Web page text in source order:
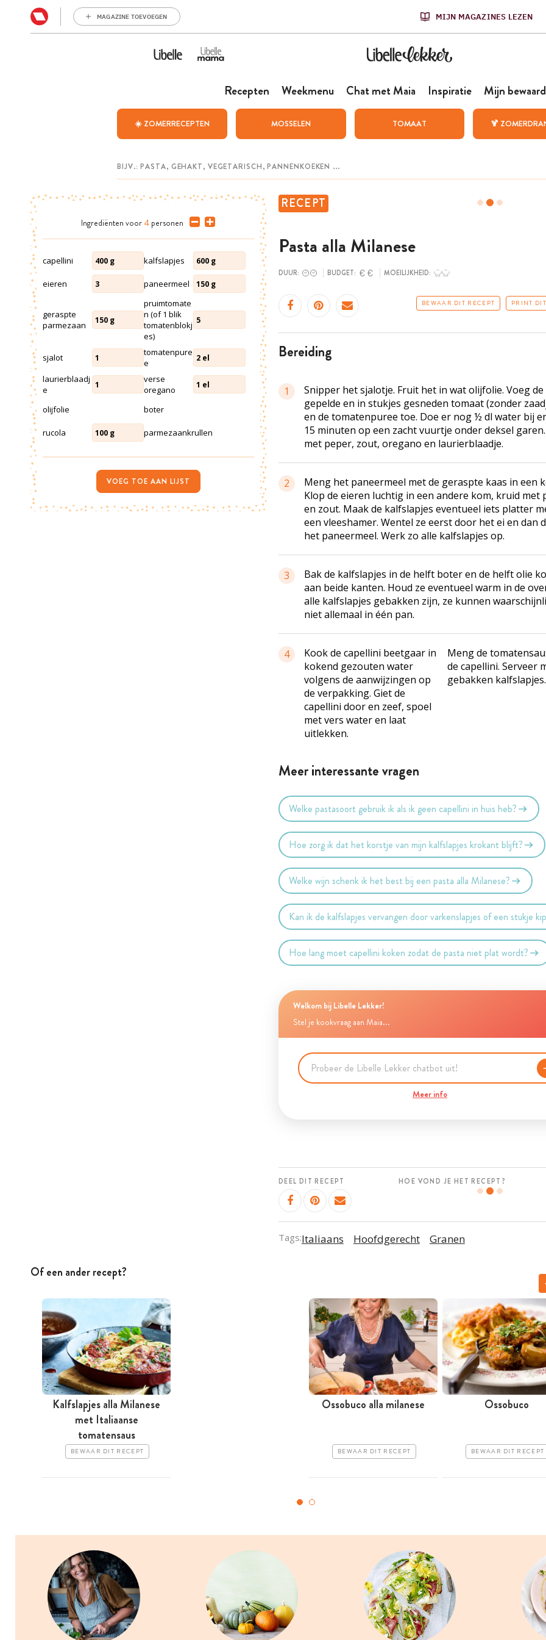
MAGAZINE TOEVOEGEN MIJN MAGAZINES LEZEN
Recepten Weekmenu Chat met Maia Inspiratie Mijn
☀️ ZOMERRECEPTEN MOSSELEN TOMAAT 🍹
RECEPT
Pasta alla Milanese
DUUR: BUDGET: MOEILIJKHEID:
BEWAAR DIT RECEPT PRINT
bereiding
1
Snipper het sjalotje. Fruit het in wat olijfolie. Voeg de
gepelde en in stukjes gesneden tomaat (zonder
en de tomatenpuree toe. Doe er nog ½ dl water bij
15 minuten op een zacht vuurtje onder deksel
met peper, zout, oregano en laurierblaadje.
2
Meng het paneermeel met de geraspte kaas in een
Klop de eieren luchtig in een andere kom, kruid met
en zout. Maak de kalfslapjes eventueel iets platter
een vleeshamer. Wentel ze eerst door het ei en dan
het paneermeel. Werk zo alle kalfslapjes op.
3
Bak de kalfslapjes in de helft boter en de helft olie
aan beide kanten. Houd ze eventueel warm in de
alle kalfslapjes gebakken zijn, ze kunnen
niet allemaal in één pan.
4
Kook de capellini beetgaar in
kokend gezouten water
volgens de aanwijzingen op
de verpakking. Giet de
capellini door en zeef, spoel
met vers water en laat
uitlekken.
Meng de
de capellini. Serveer
gebakken kalfslapjes.
Meer interessante vragen
Welke pastasoort gebruik ik als ik geen capellini in huis heb?
Hoe zorg ik dat het korstje van mijn kalfslapjes krokant blijft?
Welke wijn schenk ik het best bij een pasta alla Milanese?
Kan ik de kalfslapjes vervangen door varkenslapjes of een stukje
Hoe lang moet capellini koken zodat de pasta niet plat wordt?
Welkom bij Libelle Lekker!
Stel je kookvraag aan Maia...
Meer info
DEEL DIT RECEPT HOE VOND JE HET RECEPT?
Tags:Italiaans Hoofdgerecht Granen
Ingrediënten voor 4 personen
capellini 400 g kalfslapjes 600 g
eieren 3 paneermeel 150 g
geraspte
parmezaan
150 g
pruimtomate
n (of 1 blik
tomatenblokj
es)
5
sjalot 1
tomatenpure
e
2 el
laurierblaadj
e
1
verse
oregano
1 el
olijfolie boter
rucola 100 g parmezaankrullen
VOEG TOE AAN LIJST
Of een ander recept?
Kalfslapjes alla Milanese
met Italiaanse
tomatensaus
BEWAAR DIT RECEPT
Ossobuco alla milanese
BEWAAR DIT RECEPT
Ossobuco
BEWAAR DIT RECEPT